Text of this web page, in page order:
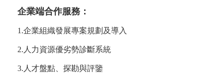
企業端合作服務：
1.企業組織發展專案規劃及導入
2.人力資源優劣勢診斷系統
3.人才盤點、探勘與評鑒